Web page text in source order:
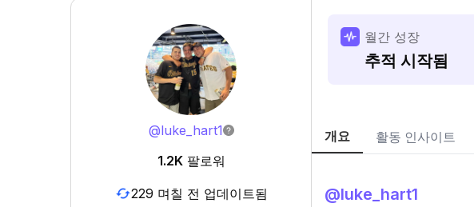
@luke_hart1
1.2K 팔로워
229 며칠 전 업데이트됨
월간 성장
추적 시작됨
개요 활동 인사이트
@luke_hart1